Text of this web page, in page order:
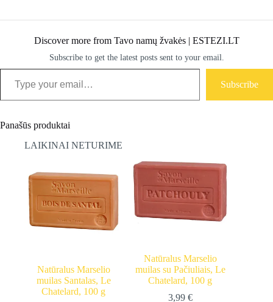
Discover more from Tavo namų žvakės | ESTEZI.LT
Subscribe to get the latest posts sent to your email.
Type your email…
Subscribe
Panašūs produktai
LAIKINAI NETURIME
Natūralus Marselio
muilas Santalas, Le
Chatelard, 100 g
Natūralus Marselio
muilas su Pačiuliais, Le
Chatelard, 100 g
3,99 €